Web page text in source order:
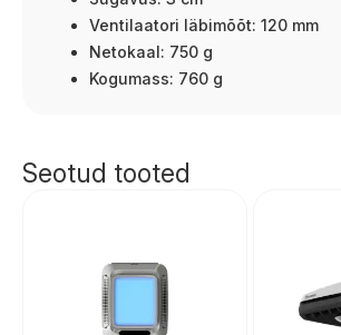
Ventilaatori läbimõõt: 120 mm
Netokaal: 750 g
Kogumass: 760 g
Seotud tooted